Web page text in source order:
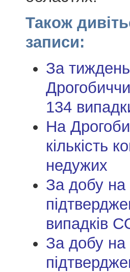
Також
записи:
За
134
На
кількість
недужих
За добу на
випадків
За добу на